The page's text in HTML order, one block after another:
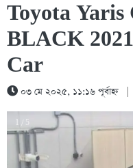
Toyota Yaris
BLACK
Car
০৩ মে ২০২৫, ১১:১৬ পূর্বাহ্ন
1 / 5